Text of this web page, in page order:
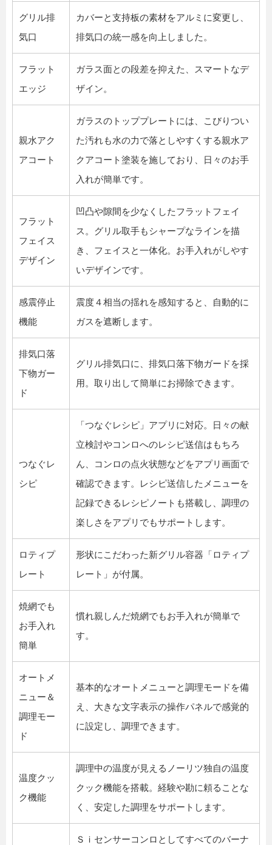
グリル排
気口
カバーと支持板の素材をアルミに変更し、
排気口の統一感を向上しました。
フラット
エッジ
ガラス面との段差を抑えた、スマートなデ
ザイン。
親水アク
アコート
ガラスのトッププレートには、こびりつい
た汚れも水の力で落としやすくする親水ア
クアコート塗装を施しており、日々のお手
入れが簡単です。
フラット
フェイス
デザイン
凹凸や隙間を少なくしたフラットフェイ
ス。グリル取手もシャープなラインを描
き、フェイスと一体化。お手入れがしやす
いデザインです。
感震停止
機能
震度４相当の揺れを感知すると、自動的に
ガスを遮断します。
排気口落
下物ガー
ド
グリル排気口に、排気口落下物ガードを採
用。取り出して簡単にお掃除できます。
つなぐレ
シピ
「つなぐレシピ」アプリに対応。日々の献
立検討やコンロへのレシピ送信はもちろ
ん、コンロの点火状態などをアプリ画面で
確認できます。レシピ送信したメニューを
記録できるレシピノートも搭載し、調理の
楽しさをアプリでもサポートします。
ロティプ
レート
形状にこだわった新グリル容器「ロティプ
レート」が付属。
焼網でも
お手入れ
簡単
慣れ親しんだ焼網でもお手入れが簡単で
す。
オートメ
ニュー＆
調理モー
ド
基本的なオートメニューと調理モードを備
え、大きな文字表示の操作パネルで感覚的
に設定し、調理できます。
温度クッ
ク機能
調理中の温度が見えるノーリツ独自の温度
クック機能を搭載。経験や勘に頼ることな
く、安定した調理をサポートします。
Ｓｉセンサーコンロとしてすべてのバーナ